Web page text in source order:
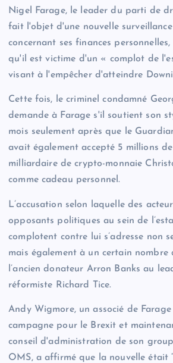
Nigel Farage, le leader du parti de
fait l'objet d'une nouvelle
concernant ses finances
qu'il est victime d'un « complot de
visant à l'empêcher d'atteindre
Cette fois, le criminel condamné
demande à Farage s'il soutient son
mois seulement après que le
avait également accepté 5 millions
milliardaire de crypto-monnaie
comme cadeau personnel.
L’accusation selon laquelle des
opposants politiques au sein de
complotent contre lui s’adresse non
mais également à un certain nombre
l’ancien donateur Arron Banks au
réformiste Richard Tice.
Andy Wigmore, un associé de
campagne pour le Brexit et
conseil d'administration de son
OMS, a affirmé que la nouvelle était